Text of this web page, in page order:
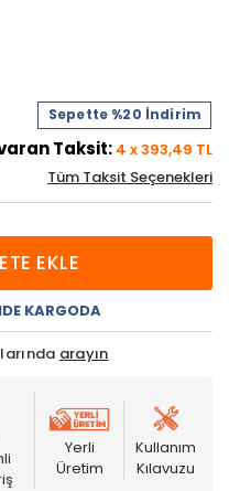
Sepette %20 İndirim
Taksit: 4 x393,49 TL
Tüm Taksit Seçenekleri
EKLE
KARGODA
arayın
Yerli
Üretim
Kullanım
Kılavuzu